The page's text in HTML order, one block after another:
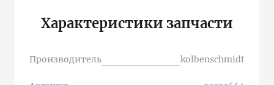
Характеристики запчасти
Производитель kolbenschmidt